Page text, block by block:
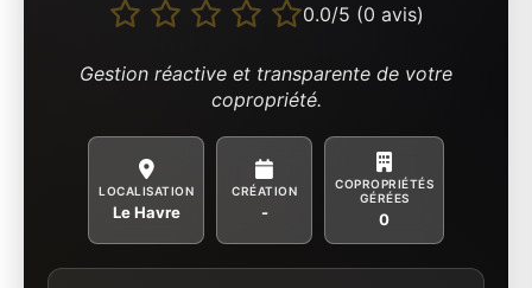
0.0/5 (0 avis)
Gestion réactive et transparente de votre
copropriété.
LOCALISATION
Le Havre
CRÉATION
-
COPROPRIÉTÉS
GÉRÉES
0